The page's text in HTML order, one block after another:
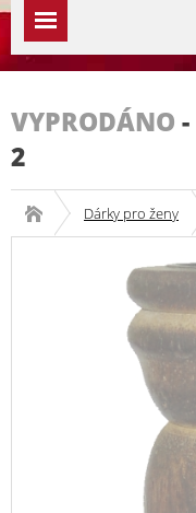
VYPRODÁNO -
2
Dárky pro ženy